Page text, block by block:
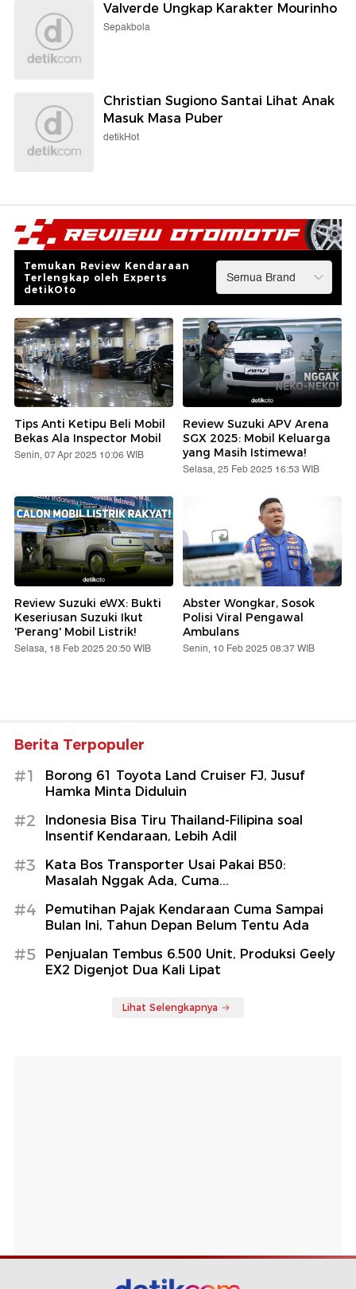
Valverde Ungkap Karakter Mourinho
Sepakbola
Christian Sugiono Santai Lihat Anak
Masuk Masa Puber
detikHot
Temukan Review Kendaraan
Terlengkap oleh Experts
detikOto
Tips Anti Ketipu Beli Mobil
Bekas Ala Inspector Mobil
Senin, 07 Apr 2025 10:06 WIB
Review Suzuki APV Arena
SGX 2025: Mobil Keluarga
yang Masih Istimewa!
Selasa, 25 Feb 2025 16:53 WIB
Review Suzuki eWX: Bukti
Keseriusan Suzuki Ikut
'Perang' Mobil Listrik!
Selasa, 18 Feb 2025 20:50 WIB
Abster Wongkar, Sosok
Polisi Viral Pengawal
Ambulans
Senin, 10 Feb 2025 08:37 WIB
Berita Terpopuler
#1
Borong 61 Toyota Land Cruiser FJ, Jusuf
Hamka Minta Diduluin
#2
Indonesia Bisa Tiru Thailand-Filipina soal
Insentif Kendaraan, Lebih Adil
#3
Kata Bos Transporter Usai Pakai B50:
Masalah Nggak Ada, Cuma...
#4
Pemutihan Pajak Kendaraan Cuma Sampai
Bulan Ini, Tahun Depan Belum Tentu Ada
#5
Penjualan Tembus 6.500 Unit, Produksi Geely
EX2 Digenjot Dua Kali Lipat
Lihat Selengkapnya